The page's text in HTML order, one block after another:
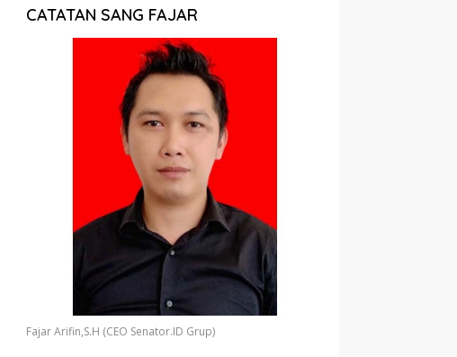
CATATAN SANG FAJAR
Fajar Arifin,S.H (CEO Senator.ID Grup)